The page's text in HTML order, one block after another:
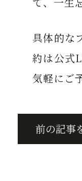
具体的な
約は公式
気軽にご
前の記事